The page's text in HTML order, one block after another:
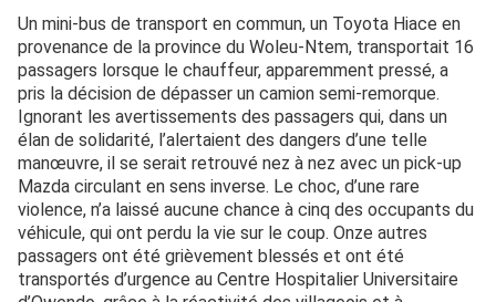
Un mini-bus de transport en commun, un Toyota Hiace en
provenance de la province du Woleu-Ntem, transportait 16
passagers lorsque le chauffeur, apparemment pressé, a
pris la décision de dépasser un camion semi-remorque.
Ignorant les avertissements des passagers qui, dans un
élan de solidarité, l’alertaient des dangers d’une telle
manœuvre, il se serait retrouvé nez à nez avec un pick-up
Mazda circulant en sens inverse. Le choc, d’une rare
violence, n’a laissé aucune chance à cinq des occupants du
véhicule, qui ont perdu la vie sur le coup. Onze autres
passagers ont été grièvement blessés et ont été
transportés d’urgence au Centre Hospitalier Universitaire